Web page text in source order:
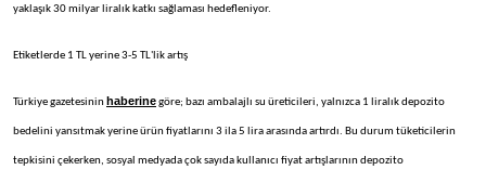
yaklaşık 30 milyar liralık katkı sağlaması hedefleniyor.
Etiketlerde 1 TL yerine 3-5 TL'lik artış
Türkiye gazetesinin haberinegöre; bazı ambalajlı su üreticileri, yalnızca 1 liralık depozito
bedelini yansıtmak yerine ürün fiyatlarını 3 ila 5 lira arasında artırdı. Bu durum tüketicilerin
tepkisini çekerken, sosyal medyada çok sayıda kullanıcı fiyat artışlarının depozito